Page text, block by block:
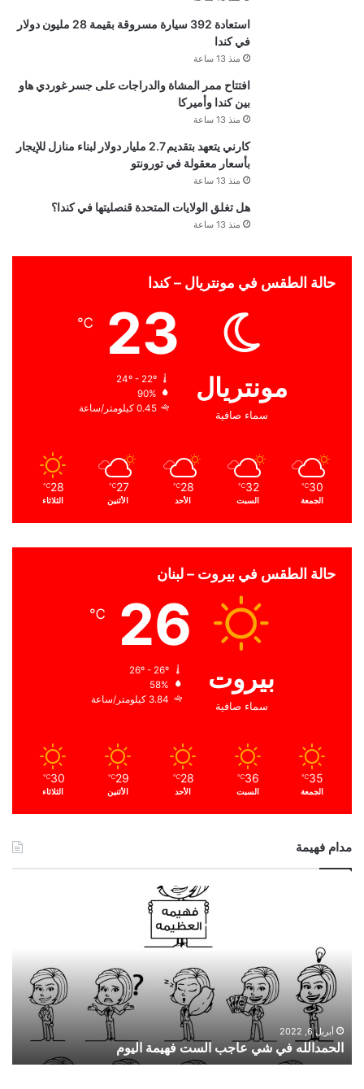
استعادة 392 سيارة مسروقة بقيمة 28 مليون دولار
في كندا
منذ 13 ساعة
افتتاح ممر المشاة والدراجات على جسر غوردي هاو
بين كندا وأميركا
منذ 13 ساعة
كارني يتعهد بتقديم 2.7 مليار دولار لبناء منازل للإيجار
بأسعار معقولة في تورونتو
منذ 13 ساعة
هل تغلق الولايات المتحدة قنصليتها في كندا؟
منذ 13 ساعة
حالة الطقس في مونتريال – كندا
مونتريال
سماء صافية
23
℃
24º - 22º
90%
0.45 كيلومتر/ساعة
30
℃
الجمعة
32
℃
السبت
28
℃
الأحد
27
℃
الأثنين
28
℃
الثلاثاء
حالة الطقس في بيروت – لبنان
بيروت
سماء صافية
26
℃
58%
3.84 كيلومتر/ساعة
35
℃
الجمعة
36
℃
السبت
28
℃
الأحد
29
℃
الأثنين
30
℃
الثلاثاء
مدام فهيمة
ي
أبريل 6, 2022
الحمدالله في شي عاجب الست فهيمة اليوم